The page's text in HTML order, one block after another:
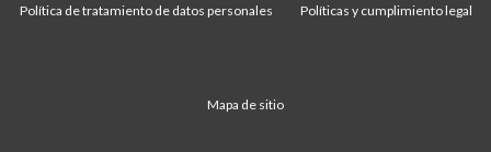
Política de tratamiento de datos personales Políticas y cumplimiento legal
Mapa de sitio